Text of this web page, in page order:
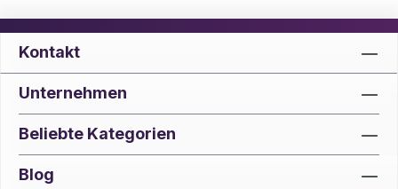
Kontakt
Unternehmen
Beliebte Kategorien
Blog